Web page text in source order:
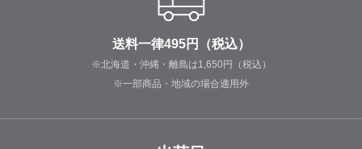
送料一律495円（税込）
※北海道・沖縄・離島は1,650円（税込）
※一部商品・地域の場合適用外